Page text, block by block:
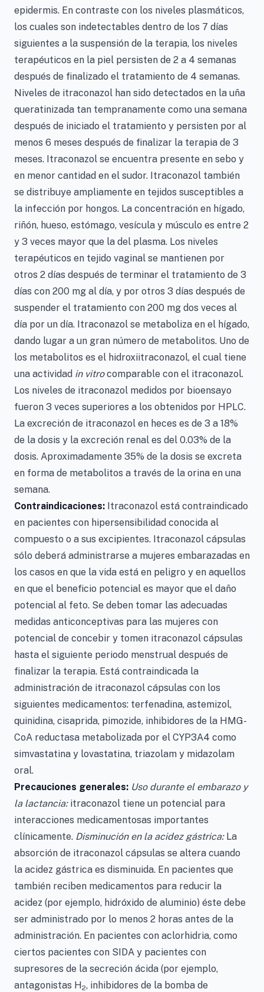
epidermis. En contraste con los niveles plasmáticos,
los cuales son indetectables dentro de los 7 días
siguientes a la suspensión de la terapia, los niveles
terapéuticos en la piel persisten de 2 a 4 semanas
después de finalizado el tratamiento de 4 semanas.
Niveles de itraconazol han sido detectados en la uña
queratinizada tan tempranamente como una semana
después de iniciado el tratamiento y persisten por al
menos 6 meses después de finalizar la terapia de 3
meses. Itraconazol se encuentra presente en sebo y
en menor cantidad en el sudor. Itraconazol también
se distribuye ampliamente en tejidos susceptibles a
la infección por hongos. La concentración en hígado,
riñón, hueso, estómago, vesícula y músculo es entre 2
y 3 veces mayor que la del plasma. Los niveles
terapéuticos en tejido vaginal se mantienen por
otros 2 días después de terminar el tratamiento de 3
días con 200 mg al día, y por otros 3 días después de
suspender el tratamiento con 200 mg dos veces al
día por un día. Itraconazol se metaboliza en el hígado,
dando lugar a un gran número de metabolitos. Uno de
los metabolitos es el hidroxiitraconazol, el cual tiene
una actividad in vitrocomparable con el itraconazol.
Los niveles de itraconazol medidos por bioensayo
fueron 3 veces superiores a los obtenidos por HPLC.
La excreción de itraconazol en heces es de 3 a 18%
de la dosis y la excreción renal es del 0.03% de la
dosis. Aproximadamente 35% de la dosis se excreta
en forma de metabolitos a través de la orina en una
semana.
Contraindicaciones: Itraconazol está contraindicado
en pacientes con hipersensibilidad conocida al
compuesto o a sus excipientes. Itraconazol cápsulas
sólo deberá administrarse a mujeres embarazadas en
los casos en que la vida está en peligro y en aquellos
en que el beneficio potencial es mayor que el daño
potencial al feto. Se deben tomar las adecuadas
medidas anticonceptivas para las mujeres con
potencial de concebir y tomen itraconazol cápsulas
hasta el siguiente periodo menstrual después de
finalizar la terapia. Está contraindicada la
administración de itraconazol cápsulas con los
siguientes medicamentos: terfenadina, astemizol,
quinidina, cisaprida, pimozide, inhibidores de la HMG-
CoA reductasa metabolizada por el CYP3A4 como
simvastatina y lovastatina, triazolam y midazolam
oral.
Precauciones generales: Uso durante el embarazo y
la lactancia: itraconazol tiene un potencial para
interacciones medicamentosas importantes
clínicamente. Disminución en la acidez gástrica: La
absorción de itraconazol cápsulas se altera cuando
la acidez gástrica es disminuida. En pacientes que
también reciben medicamentos para reducir la
acidez (por ejemplo, hidróxido de aluminio) éste debe
ser administrado por lo menos 2 horas antes de la
administración. En pacientes con aclorhidria, como
ciertos pacientes con SIDA y pacientes con
supresores de la secreción ácida (por ejemplo,
antagonistas H2, inhibidores de la bomba de